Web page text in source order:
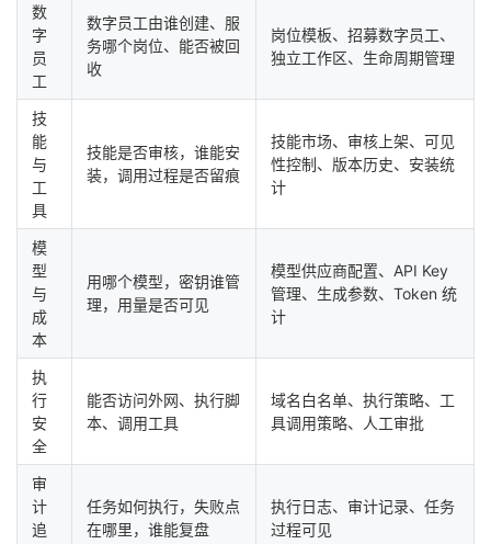
数
字
员
工
数字员工由谁创建、服
务哪个岗位、能否被回
收
岗位模板、招募数字员工、
独立工作区、生命周期管理
技
能
与
工
具
技能是否审核，谁能安
装，调用过程是否留痕
技能市场、审核上架、可见
性控制、版本历史、安装统
计
模
型
与
成
本
用哪个模型，密钥谁管
理，用量是否可见
模型供应商配置、API Key
管理、生成参数、Token 统
计
执
行
安
全
能否访问外网、执行脚
本、调用工具
域名白名单、执行策略、工
具调用策略、人工审批
审
计
追
任务如何执行，失败点
在哪里，谁能复盘
执行日志、审计记录、任务
过程可见